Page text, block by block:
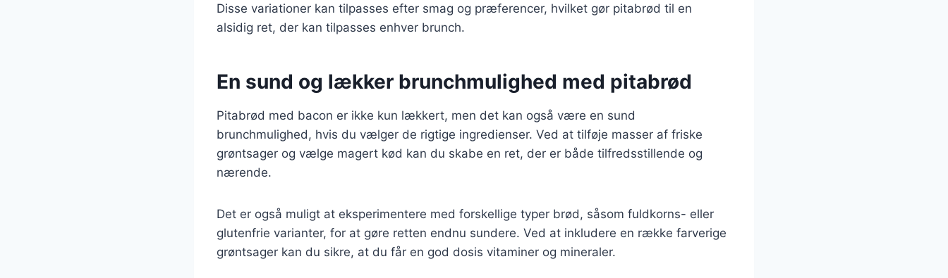
Disse variationer kan tilpasses efter smag og præferencer, hvilket gør pitabrød til en
alsidig ret, der kan tilpasses enhver brunch.
En sund og lækker brunchmulighed med pitabrød
Pitabrød med bacon er ikke kun lækkert, men det kan også være en sund
brunchmulighed, hvis du vælger de rigtige ingredienser. Ved at tilføje masser af friske
grøntsager og vælge magert kød kan du skabe en ret, der er både tilfredsstillende og
nærende.
Det er også muligt at eksperimentere med forskellige typer brød, såsom fuldkorns- eller
glutenfrie varianter, for at gøre retten endnu sundere. Ved at inkludere en række farverige
grøntsager kan du sikre, at du får en god dosis vitaminer og mineraler.